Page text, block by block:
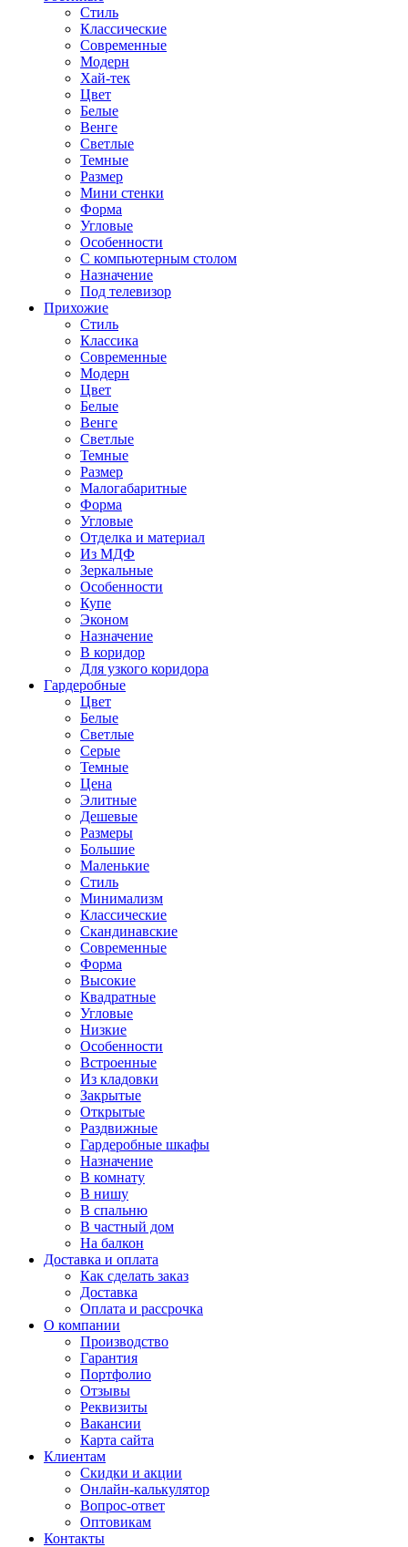
Стиль
Классические
Современные
Модерн
Хай-тек
Цвет
Белые
Венге
Светлые
Темные
Размер
Мини стенки
Форма
Угловые
Особенности
С компьютерным столом
Назначение
Под телевизор
Прихожие
Стиль
Классика
Современные
Модерн
Цвет
Белые
Венге
Светлые
Темные
Размер
Малогабаритные
Форма
Угловые
Отделка и материал
Из МДФ
Зеркальные
Особенности
Купе
Эконом
Назначение
В коридор
Для узкого коридора
Гардеробные
Цвет
Белые
Светлые
Серые
Темные
Цена
Элитные
Дешевые
Размеры
Большие
Маленькие
Стиль
Минимализм
Классические
Скандинавские
Современные
Форма
Высокие
Квадратные
Угловые
Низкие
Особенности
Встроенные
Из кладовки
Закрытые
Открытые
Раздвижные
Гардеробные шкафы
Назначение
В комнату
В нишу
В спальню
В частный дом
На балкон
Доставка и оплата
Как сделать заказ
Доставка
Оплата и рассрочка
О компании
Производство
Гарантия
Портфолио
Отзывы
Реквизиты
Вакансии
Карта сайта
Клиентам
Скидки и акции
Онлайн-калькулятор
Вопрос-ответ
Оптовикам
Контакты